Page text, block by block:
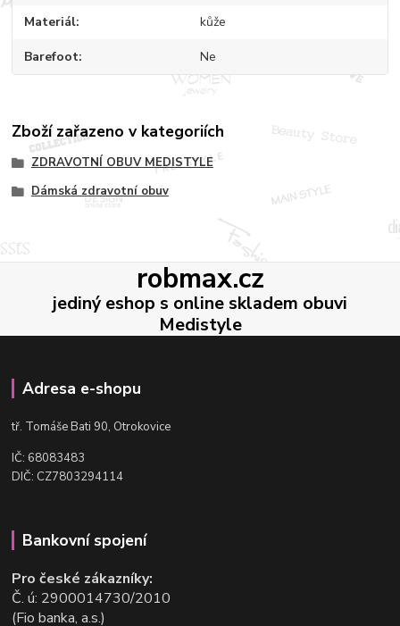
Materiál kůže
Barefoot Ne
Zboží zařazeno v kategoriích
ZDRAVOTNÍ OBUV MEDISTYLE
Dámská zdravotní obuv
robmax.cz
jediný eshop s online skladem obuvi
Medistyle
Adresa e-shopu
tř. Tomáše Bati 90, Otrokovice
IČ: 68083483
DIČ: CZ7803294114
Bankovní spojení
Pro české zákazníky:
Č. ú: 2900014730/2010
(Fio banka, a.s.)